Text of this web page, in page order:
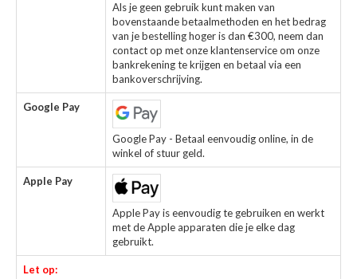
Als je geen gebruik kunt maken van
bovenstaande betaalmethoden en het bedrag
van je bestelling hoger is dan €300, neem dan
contact op met onze klantenservice om onze
bankrekening te krijgen en betaal via een
bankoverschrijving.
Google Pay
Google Pay - Betaal eenvoudig online, in de
winkel of stuur geld.
Apple Pay
Apple Pay is eenvoudig te gebruiken en werkt
met de Apple apparaten die je elke dag
gebruikt.
Let op: